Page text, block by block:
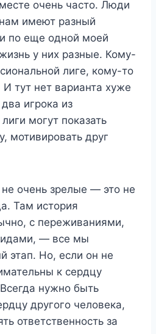
очень часто. Люди
имеют разный
по еще одной моей
у них разные. Кому-
лиге, кому-то
тут нет варианта хуже
игрока из
могут показать
мотивировать друг
очень зрелые — это не
Там история
с переживаниями,
— все мы
этап. Но, если он не
к сердцу
нужно быть
другого человека,
ответственность за